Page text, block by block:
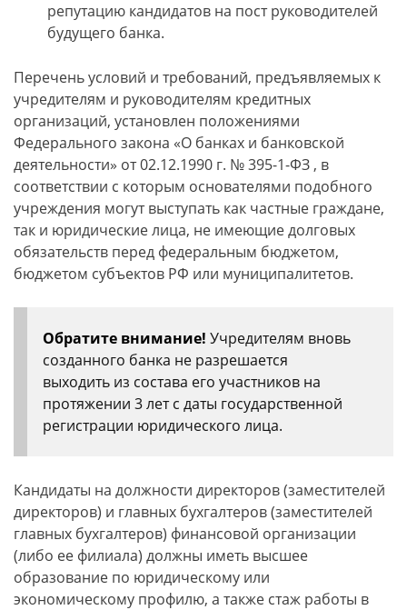
репутацию кандидатов на пост руководителей
будущего банка.
Перечень условий и требований, предъявляемых к
учредителям и руководителям кредитных
организаций, установлен положениями
Федерального закона «О банках и банковской
деятельности» от 02.12.1990 г. № 395-1-ФЗ , в
соответствии с которым основателями подобного
учреждения могут выступать как частные граждане,
так и юридические лица, не имеющие долговых
обязательств перед федеральным бюджетом,
бюджетом субъектов РФ или муниципалитетов.
Обратите внимание! Учредителям вновь
созданного банка не разрешается
выходить из состава его участников на
протяжении 3 лет с даты государственной
регистрации юридического лица.
Кандидаты на должности директоров (заместителей
директоров) и главных бухгалтеров (заместителей
главных бухгалтеров) финансовой организации
(либо ее филиала) должны иметь высшее
образование по юридическому или
экономическому профилю, а также стаж работы в